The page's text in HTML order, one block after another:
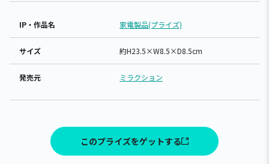
IP・作品名 家電製品(プライズ)
サイズ 約H23.5×W8.5×D8.5cm
発売元 ミラクション
このプライズをゲットする